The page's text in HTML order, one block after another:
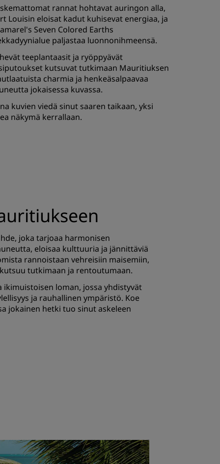
rannat hohtavat auringon alla,
Louisin eloisat kadut kuhisevat energiaa, ja
Seven Colored Earths
paljastaa luonnonihmeensä.
teeplantaasit ja ryöppyävät
kutsuvat tutkimaan Mauritiuksen
charmia ja henkeäsalpaavaa
jokaisessa kuvassa.
kuvien viedä sinut saaren taikaan, yksi
näkymä kerrallaan.
joka tarjoaa harmonisen
eloisaa kulttuuria ja jännittäviä
rannoistaan vehreisiin maisemiin,
tutkimaan ja rentoutumaan.
ikimuistoisen loman, jossa yhdistyvät
ja rauhallinen ympäristö. Koe
jokainen hetki tuo sinut askeleen